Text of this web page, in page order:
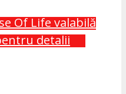
Of Life valabilă
detalii